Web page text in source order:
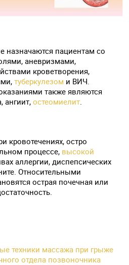
пациентам со
аневризмами,
кроветворения,
туберкулезом и ВИЧ.
также являются
ангиит,остеомиелит
кровотечениях, остро
процессе, высокой
аллергии, диспепсических
Относительными
острая почечная или
техники массажа при грыже
отдела позвоночника